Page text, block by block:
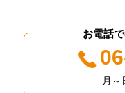
お電話
月～